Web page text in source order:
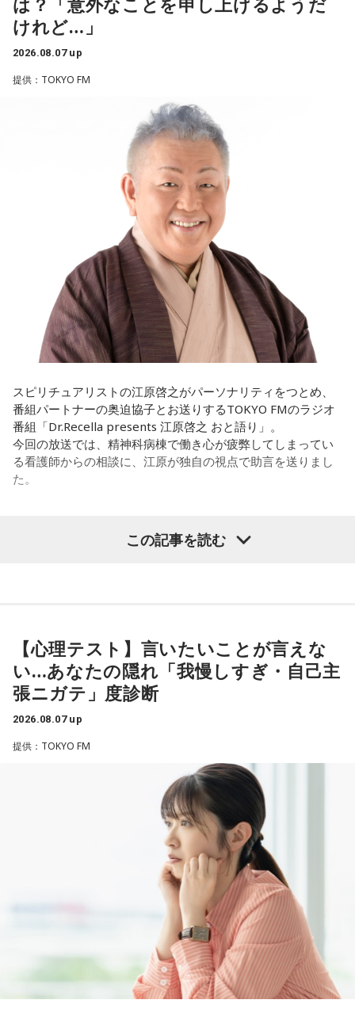
■放送日時：2026年8月14日（金） 25時～27時 （15日
（土）午前1時〜3時）
ニッポン放送をキーステーションに全国ネットで放送
■メールアドレス：
■番組公式X：@Ann_Since1967
■番組ハッシュタグ：#中島健人ANN
◆“真逆な作り方”で楽曲制作
リーガルリリーは高校在学時から注目を集め、国内大型ロッ
た世界最大級の音楽フェスティバル「SXSW（サウス・バイ・
サウスウエスト）」の出演や中国ツアーの開催など、海外で
のライブも経験。そのほか、2019年公開の映画「惡の華」で
は主題歌と劇中歌を担当し、今年4月から放送されたテレビド
ラマ版「惡の華」では、たかはしほのかさんが劇伴を担当。
そして、今秋には初のアジアツアーの開催が決定していま
遠山：僕は「惡の華」が好きで、（テレビドラマ版ではW主
演の）あのちゃんと鈴木福くんがめちゃくちゃ素晴らしかっ
たですけど、そういうドラマの音楽って、どう作っていく
ほのか：私も今回初めて関わらせてもらったんですけど、今
まで作ってきたライブでやる曲やバンドでやる曲の作り方と
は全然違って……ドラマの映像にいかに没頭させるかが重要と
いうか。リーガルリリーでは、音楽を聴いてほしくて作って
いるんですけれど、ドラマの音楽は、映像を観てもらわない
といけないので、逆に聴いてもらったらダメなんですよ。だ
から、音楽を通して真逆な作り方を体験できて、めちゃめち
ゃ面白かったです。
ほのか・海：ありがとうございます。
潮：「コニファー」はテレビアニメ「これ描いて死ね」のエ
ンディングテーマとなっています。
ね？
遠山：この楽曲はどこから作り始めました？
ほのか：「これ描いて死ね」は、マンガを描くことを題材に
した作品なんですけど、まずは原作を読みました。それで、0
から1にするときに、心のなかで薪をくべて火種を燃やしてい
く。そして、風が吹いてめちゃめちゃ燃えていくみたいな。
そういったものを絶やさずに「自分だけでやっていくぞ！」
みたいな気持ちと、私がお家で音楽を作っているとき
の……“色”かな？ その色がすごく一致している部分があったの
で、今回はアニメのエンディングテーマとして曲を書かせて
もらったんですけど、結構パーソナルな部分が出た作品にな
けれど…」
2026.08.07 up
提供：TOKYO FM
スピリチュアリストの江原啓之がパーソナリティをつとめ、
番組パートナーの奥迫協子とお送りするTOKYO FMのラジオ
番組「Dr.Recella presents 江原啓之 おと語り」。
今回の放送では、精神科病棟で働き心が疲弊してしまってい
る看護師からの相談に、江原が独自の視点で助言を送りまし
た。
れることがあります。病気だからと割り切って仕事に就いて
いるのですが、心が疲れてきています。私生活は充実してお
り、夫と新しく家を建てるためにも仕事は辞められません。
仕事がつらいからこそ私生活が充実する、幸せになるぞとい
の心持ちについてアドバイスをいただけないでしょうか？
――患者からの暴言や暴力に心が折れそうになりながらも、
過酷な現場で奮闘する看護師の相談に対し、江原は「意外な
ことを申し上げるようだけれど……」と前置きした上で、具体
的なアドバイスを提示しました。
江原：私はね、ちょっと意外なことを申し上げるようだけれ
ど、「体力」だと思います。やっぱり、ちゃんと食べて、よ
く寝る。で、やっぱり看護師さんって不規則でしょう？ 夜勤
とかね。いろいろとシフトがあるから、身体のコンディショ
ンを持っていくのがとっても大変だと思うの。
これ、ばかにならなくて、私、いつもフィジカルとスピリチ
この記事を読む
【心理テスト】言いたいことが言えな
い…あなたの隠れ「我慢しすぎ・自己主
張ニガテ」度診断
2026.08.07 up
提供：TOKYO FM